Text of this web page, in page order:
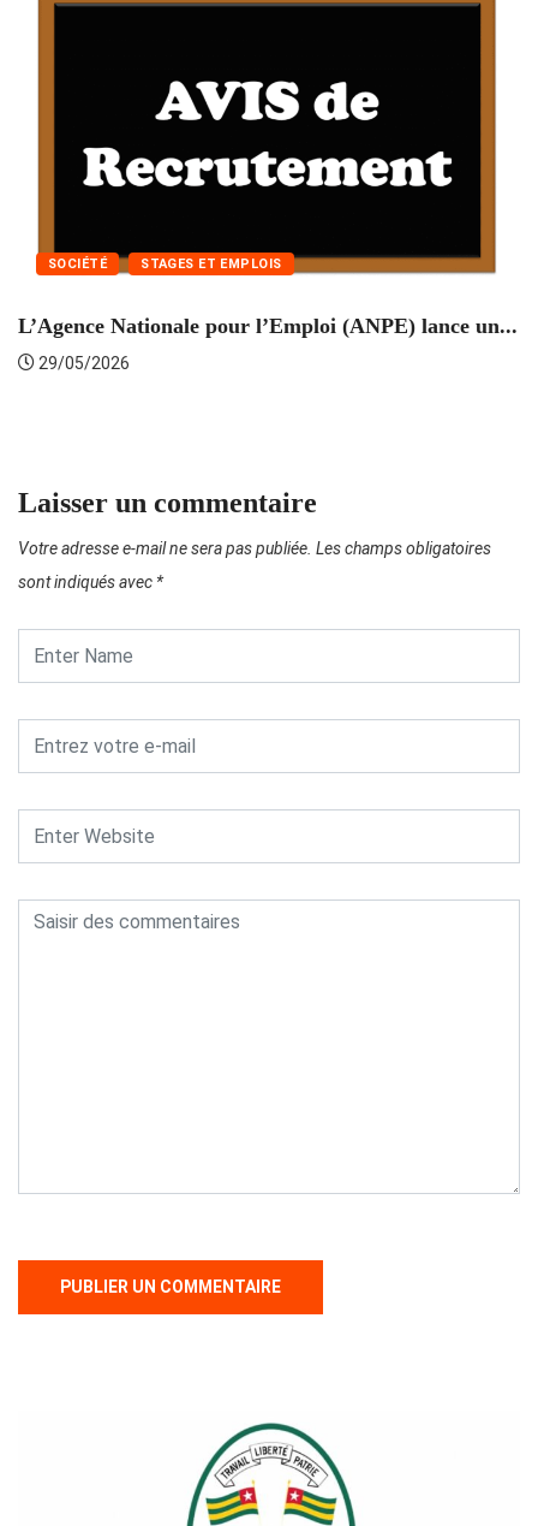
SOCIÉTÉ STAGES ET EMPLOIS
L’Agence Nationale pour l’Emploi (ANPE) lance un...
29/05/2026
Laisser un commentaire
Votre adresse e-mail ne sera pas publiée. Les champs obligatoires
sont indiqués avec *